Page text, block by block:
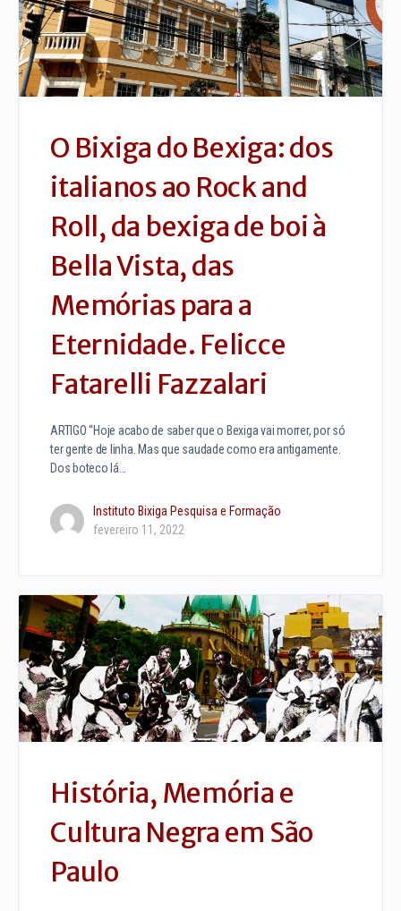
O Bixiga do Bexiga: dos
italianos ao Rock and
Roll, da bexiga de boi à
Bella Vista, das
Memórias para a
Eternidade. Felicce
Fatarelli Fazzalari
ARTIGO “Hoje acabo de saber que o Bexiga vai morrer, por só
ter gente de linha. Mas que saudade como era antigamente.
Dos boteco lá…
Instituto Bixiga Pesquisa e Formação
fevereiro 11, 2022
História, Memória e
Cultura Negra em São
Paulo